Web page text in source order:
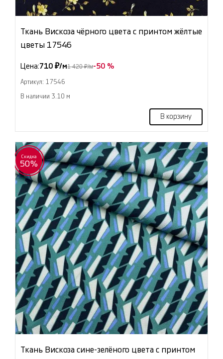
Ткань Вискоза чёрного цвета с принтом жёлтые
цветы 17546
Цена:710 ₽/м1 420 ₽/м-50 %
Артикул: 17546
В наличии 3.10 м
В корзину
Скидка
50%
Ткань Вискоза сине-зелёного цвета с принтом